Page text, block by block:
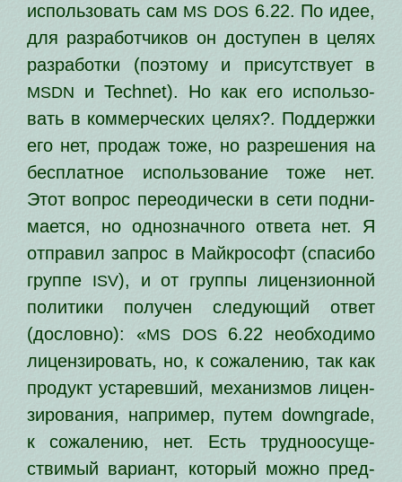
исполь­зо­вать сам MS DOS 6.22. По идее,
для раз­ра­бот­чи­ков он досту­пен в целях
раз­ра­бот­ки (поэто­му и при­сут­ству­ет в
MSDN и Technet). Но как его исполь­зо­
вать в ком­мер­че­ских целях?. Поддержки
его нет, про­даж тоже, но раз­ре­ше­ния на
бес­плат­ное исполь­зо­ва­ние тоже нет.
Этот вопрос пере­о­ди­че­ски в сети под­ни­
ма­ет­ся, но одно­знач­но­го отве­та нет. Я
отпра­вил запрос в Майкрософт (спа­си­бо
груп­пе
ISV), и от груп­пы лицен­зи­он­ной
поли­ти­ки полу­чен сле­ду­ю­щий ответ
(дослов­но): «MS DOS6.22 необ­хо­ди­мо
лицен­зи­ро­вать, но, к сожа­ле­нию, так как
про­дукт уста­рев­ший, меха­низ­мов лицен­
зи­ро­ва­ния, напри­мер, путем downgrade,
к сожа­ле­нию, нет. Есть труд­но­осу­ще­
стви­мый вари­ант, кото­рый мож­но пред­